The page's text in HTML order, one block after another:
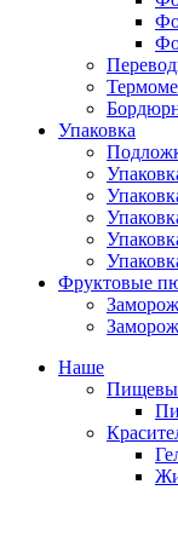
Упаковка
Фруктовые
Наше